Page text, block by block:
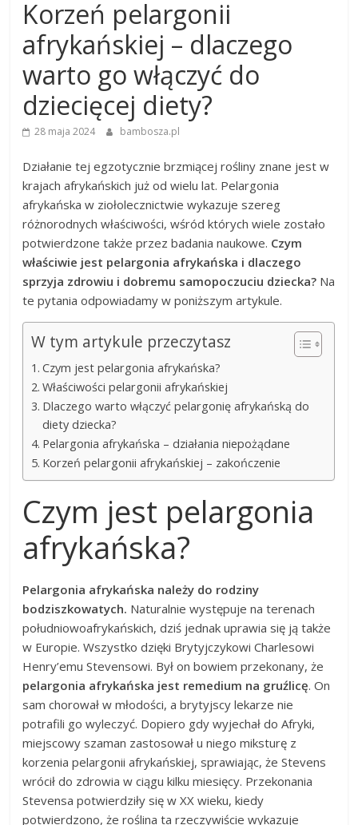
Korzeń pelargonii
afrykańskiej – dlaczego
warto go włączyć do
dziecięcej diety?
28 maja 2024 bambosza.pl
Działanie tej egzotycznie brzmiącej rośliny znane jest w
krajach afrykańskich już od wielu lat. Pelargonia
afrykańska w ziołolecznictwie wykazuje szereg
różnorodnych właściwości, wśród których wiele zostało
potwierdzone także przez badania naukowe. Czym
właściwie jest pelargonia afrykańska i dlaczego
sprzyja zdrowiu i dobremu samopoczuciu dziecka? Na
te pytania odpowiadamy w poniższym artykule.
W tym artykule przeczytasz
Czym jest pelargonia afrykańska?
Właściwości pelargonii afrykańskiej
Dlaczego warto włączyć pelargonię afrykańską do
diety dziecka?
Pelargonia afrykańska – działania niepożądane
Korzeń pelargonii afrykańskiej – zakończenie
Czym jest pelargonia
afrykańska?
Pelargonia afrykańska należy do rodziny
bodziszkowatych. Naturalnie występuje na terenach
południowoafrykańskich, dziś jednak uprawia się ją także
w Europie. Wszystko dzięki Brytyjczykowi Charlesowi
Henry’emu Stevensowi. Był on bowiem przekonany, że
pelargonia afrykańska jest remedium na gruźlicę. On
sam chorował w młodości, a brytyjscy lekarze nie
potrafili go wyleczyć. Dopiero gdy wyjechał do Afryki,
miejscowy szaman zastosował u niego miksturę z
korzenia pelargonii afrykańskiej, sprawiając, że Stevens
wrócił do zdrowia w ciągu kilku miesięcy. Przekonania
Stevensa potwierdziły się w XX wieku, kiedy
potwierdzono, że roślina ta rzeczywiście wykazuje